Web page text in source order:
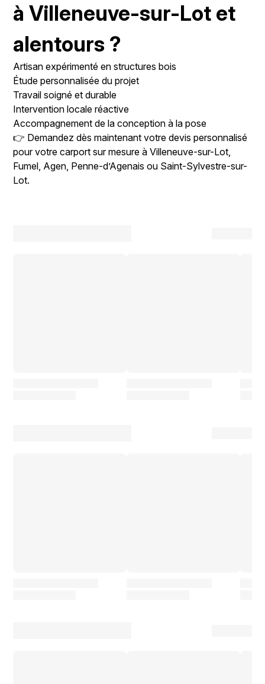
à Villeneuve-sur-Lot et
alentours ?
Artisan expérimenté en structures bois
Étude personnalisée du projet
Travail soigné et durable
Intervention locale réactive
Accompagnement de la conception à la pose
👉 Demandez dès maintenant votre devis personnalisé
pour votre carport sur mesure à Villeneuve-sur-Lot,
Fumel, Agen, Penne-d’Agenais ou Saint-Sylvestre-sur-
Lot.